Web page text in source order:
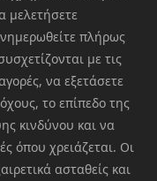
μελετήσετε
πλήρως
με τις
να εξετάσετε
το επίπεδο της
κινδύνου και να
όπου χρειάζεται. Οι
ασταθείς και